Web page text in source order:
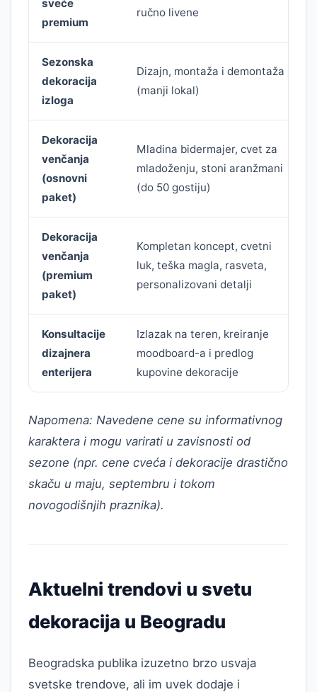
sveće
premium
ručno livene
Sezonska
dekoracija
izloga
Dizajn, montaža i demontaža
(manji lokal)
Dekoracija
venčanja
(osnovni
paket)
Mladina bidermajer, cvet za
mladoženju, stoni aranžmani
(do 50 gostiju)
Dekoracija
venčanja
(premium
paket)
Kompletan koncept, cvetni
luk, teška magla, rasveta,
personalizovani detalji
Konsultacije
dizajnera
enterijera
Izlazak na teren, kreiranje
moodboard-a i predlog
kupovine dekoracije
Napomena: Navedene cene su informativnog
karaktera i mogu varirati u zavisnosti od
sezone (npr. cene cveća i dekoracije drastično
skaču u maju, septembru i tokom
novogodišnjih praznika).
Aktuelni trendovi u svetu
dekoracija u Beogradu
Beogradska publika izuzetno brzo usvaja
svetske trendove, ali im uvek dodaje i